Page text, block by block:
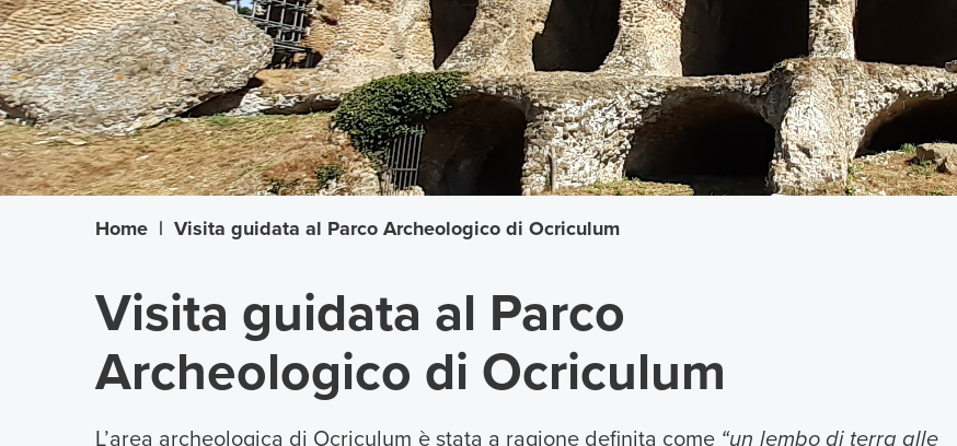
Home | Visita guidata al Parco Archeologico di Ocriculum
Visita guidata al Parco
Archeologico di Ocriculum
L’area archeologica di Ocriculum è stata a ragione definita come “un lembo di terra alle